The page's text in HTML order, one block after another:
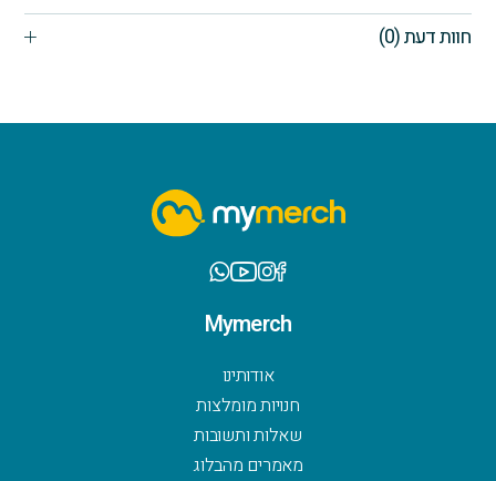
חוות דעת (0)
Mymerch
אודותינו
חנויות מומלצות
שאלות ותשובות
מאמרים מהבלוג